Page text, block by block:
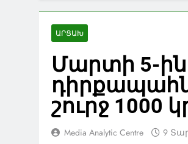
ԱՐՑԱԽ
Մարտի 5-ին
շուրջ 1000
Media Analytic Centre 9